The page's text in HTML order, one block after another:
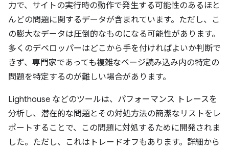
力で、サイトの実行時の動作で発生する可能性のあるほと
んどの問題に関するデータが含まれています。ただし、こ
の膨大なデータは圧倒的なものになる可能性があります。
多くのデベロッパーはどこから手を付ければよいか判断で
きず、専門家であっても複雑なページ読み込み内の特定の
問題を特定するのが難しい場合があります。
Lighthouse などのツールは、パフォーマンス トレースを
分析し、潜在的な問題とその対処方法の簡潔なリストをレ
ポートすることで、この問題に対処するために開発されま
した。ただし、これはトレードオフもあります。詳細から